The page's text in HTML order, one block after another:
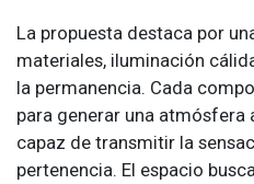
La propuesta destaca por
materiales, iluminación
la permanencia. Cada
para generar una atmósfera
capaz de transmitir la
pertenencia. El espacio